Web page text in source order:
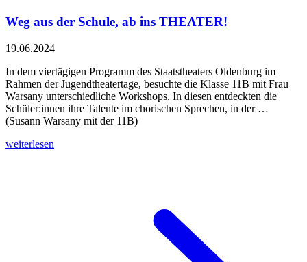
Weg aus der Schule, ab ins THEATER!
19.06.2024
In dem viertägigen Programm des Staatstheaters Oldenburg im
Rahmen der Jugendtheatertage, besuchte die Klasse 11B mit Frau
Warsany unterschiedliche Workshops. In diesen entdeckten die
Schüler:innen ihre Talente im chorischen Sprechen, in der …
(Susann Warsany mit der 11B)
weiterlesen